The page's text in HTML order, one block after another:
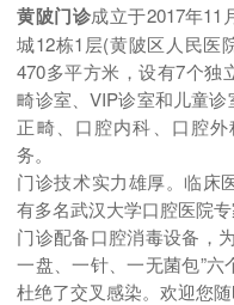
黄陂门诊成立于2017年11
城12栋1层(黄陂区人民医
470多平方米，设有7个独
畸诊室、VIP诊室和儿童
正畸、口腔内科、口腔
务。
门诊技术实力雄厚。临床
有多名武汉大学口腔医院专
门诊配备口腔消毒设备，
一盘、一针、一无菌包”
杜绝了交叉感染。欢迎您